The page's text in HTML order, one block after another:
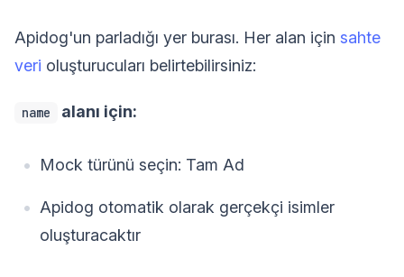
Apidog'un parladığı yer burası. Her alan için sahte
veri oluşturucuları belirtebilirsiniz:
name alanı için:
Mock türünü seçin: Tam Ad
Apidog otomatik olarak gerçekçi isimler
oluşturacaktır